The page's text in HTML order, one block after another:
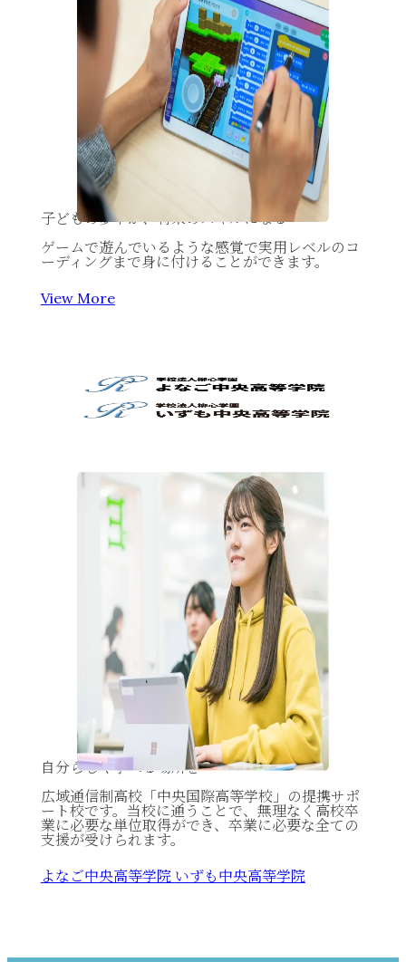
子どもの夢中が、将来のスキルになる
ゲームで遊んでいるような感覚で実用レベルのコ
ーディングまで身に付けることができます。
View More
自分らしく学べる場所を
広域通信制高校「中央国際高等学校」の提携サポ
ート校です。当校に通うことで、無理なく高校卒
業に必要な単位取得ができ、卒業に必要な全ての
支援が受けられます。
よなご中央高等学院 いずも中央高等学院